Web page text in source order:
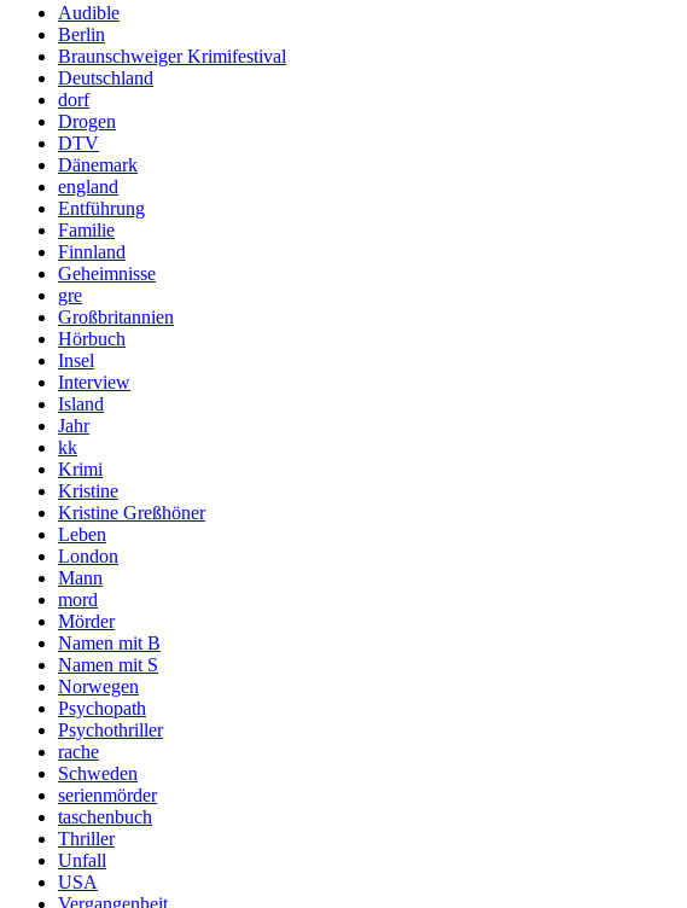
Audible
Berlin
Braunschweiger Krimifestival
Deutschland
dorf
Drogen
DTV
Dänemark
england
Entführung
Familie
Finnland
Geheimnisse
gre
Großbritannien
Hörbuch
Insel
Interview
Island
Jahr
kk
Krimi
Kristine
Kristine Greßhöner
Leben
London
Mann
mord
Mörder
Namen mit B
Namen mit S
Norwegen
Psychopath
Psychothriller
rache
Schweden
serienmörder
taschenbuch
Thriller
Unfall
USA
Vergangenheit